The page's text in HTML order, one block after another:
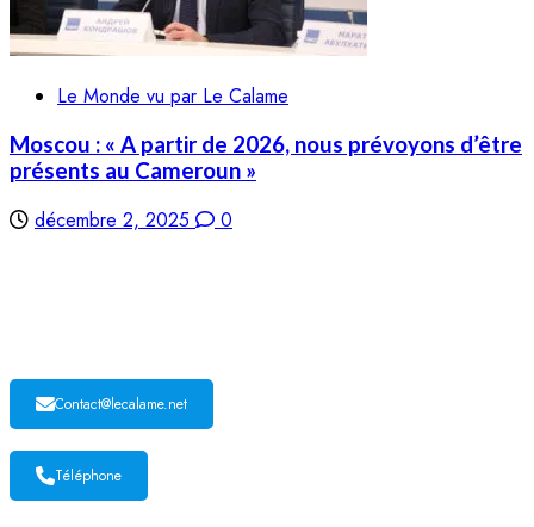
Le Monde vu par Le Calame
Moscou : « A partir de 2026, nous prévoyons d’être
présents au Cameroun »
décembre 2, 2025 0
Contact@lecalame.net
Téléphone